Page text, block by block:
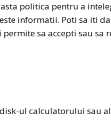
politica pentru a
informatii. Poti sa iti
sa accepti sau sa
ul calculatorului sau